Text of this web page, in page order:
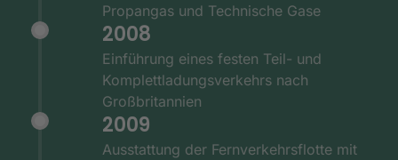
Propangas und Technische Gase
2008
Einführung eines festen Teil- und
Komplettladungsverkehrs nach
Großbritannien
2009
Ausstattung der Fernverkehrsflotte mit